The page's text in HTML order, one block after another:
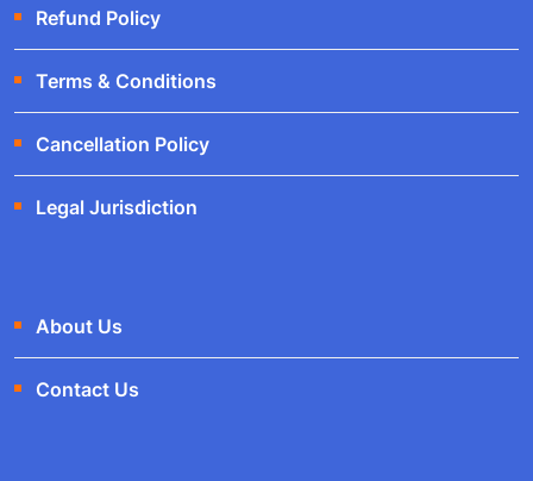
Refund Policy
Terms & Conditions
Cancellation Policy
Legal Jurisdiction
About Us
Contact Us